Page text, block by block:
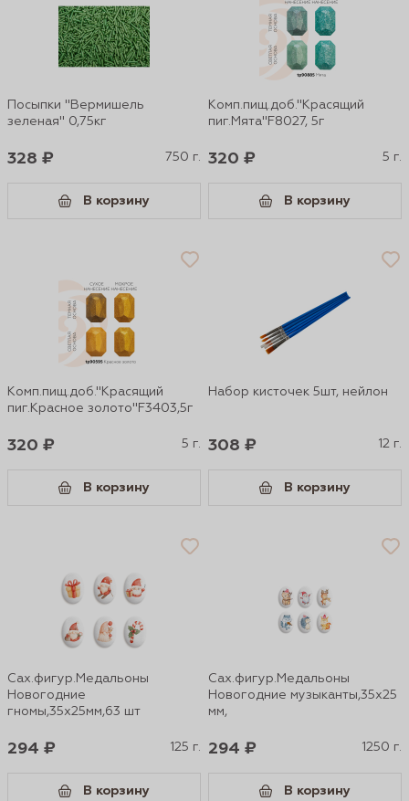
Посыпки "Вермишель
зеленая" 0,75кг
328 ₽ 750 г.
В корзину
Комп.пищ.доб."Красящий
пиг.Мята"F8027, 5г
320 ₽ 5 г.
В корзину
Комп.пищ.доб."Красящий
пиг.Красное золото"F3403,5г
320 ₽ 5 г.
В корзину
Набор кисточек 5шт, нейлон
308 ₽ 12 г.
В корзину
Сах.фигур.Медальоны
Новогодние
гномы,35х25мм,63 шт
294 ₽ 125 г.
В корзину
Сах.фигур.Медальоны
Новогодние музыканты,35х25
мм,
294 ₽ 1250 г.
В корзину